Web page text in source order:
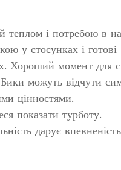
теплом і потребою в
у стосунках і готові
Хороший момент для
можуть відчути
цінностями.
показати турботу.
дарує